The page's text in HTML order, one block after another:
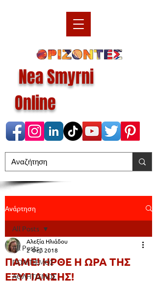
Nea Smyrni
Online
Ανάρτηση
All Posts
ΠΟΛΙΤΙΣΜΟΣ
ΑΘΛΗΤΙΣΜΟΣ
All Posts
ΠΑΜΕ! ΗΡΘΕ Η ΩΡΑ ΤΗΣ
ΕΞΥΓΙΑΝΣΗΣ!
Αλεξία Ηλιάδου
2 Φεβ 2018